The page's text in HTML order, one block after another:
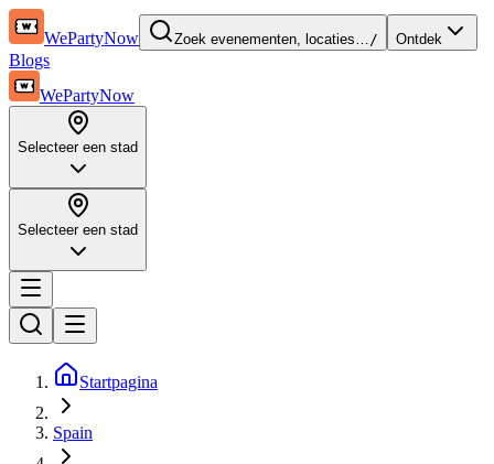
WePartyNow Zoek evenementen, locaties…/ Ontdek
Blogs
WePartyNow
Selecteer een stad
Selecteer een stad
Startpagina
Spain